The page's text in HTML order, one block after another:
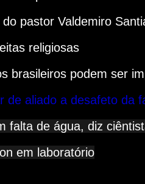
pastor Valdemiro
religiosas
brasileiros podem ser
de aliado a desafeto da
falta de água, diz
em laboratório